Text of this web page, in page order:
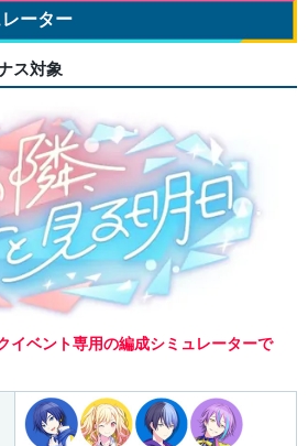
ーター
ス対象
イベント専用の編成シミュレーターで